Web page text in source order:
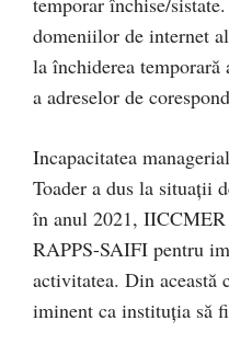
domeniilor de internet
la închiderea
a adreselor de
Incapacitatea
Toader a dus la situații
în anul 2021,
RAPPS-SAIFI pentru
activitatea. Din această
iminent ca instituția să